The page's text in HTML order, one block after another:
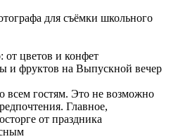
для съёмки школьного
от цветов и конфет
и фруктов на Выпускной вечер
всем гостям. Это не возможно
Главное,
от праздника